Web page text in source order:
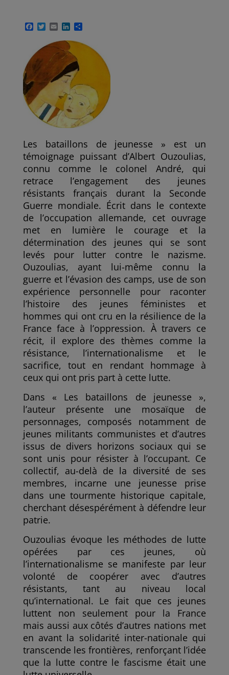
F
e
b
o
k
T
i
E
a
i
L
n
k
e
d
I
n
P
r
r
Les bataillons de jeunesse » est un
témoignage puissant d’Albert Ouzoulias,
connu comme le colonel André, qui
retrace l’engagement des jeunes
résistants français durant la Seconde
Guerre mondiale. Écrit dans le contexte
de l’occupation allemande, cet ouvrage
met en lumière le courage et la
détermination des jeunes qui se sont
levés pour lutter contre le nazisme.
Ouzoulias, ayant lui-même connu la
guerre et l’évasion des camps, use de son
expérience personnelle pour raconter
l’histoire des jeunes féministes et
hommes qui ont cru en la résilience de la
France face à l’oppression. À travers ce
récit, il explore des thèmes comme la
résistance, l’internationalisme et le
sacrifice, tout en rendant hommage à
ceux qui ont pris part à cette lutte.
Dans « Les bataillons de jeunesse »,
l’auteur présente une mosaïque de
personnages, composés notamment de
jeunes militants communistes et d’autres
issus de divers horizons sociaux qui se
sont unis pour résister à l’occupant. Ce
collectif, au-delà de la diversité de ses
membres, incarne une jeunesse prise
dans une tourmente historique capitale,
cherchant désespérément à défendre leur
patrie.
Ouzoulias évoque les méthodes de lutte
opérées par ces jeunes, où
l’internationalisme se manifeste par leur
volonté de coopérer avec d’autres
résistants, tant au niveau local
qu’international. Le fait que ces jeunes
luttent non seulement pour la France
mais aussi aux côtés d’autres nations met
en avant la solidarité inter-nationale qui
transcende les frontières, renforçant l’idée
que la lutte contre le fascisme était une